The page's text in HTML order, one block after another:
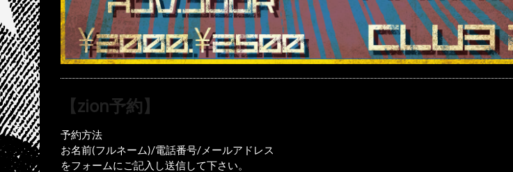
【zion予約】
予約方法
お名前(フルネーム)/電話番号/メールアドレス
をフォームにご記入し送信して下さい。